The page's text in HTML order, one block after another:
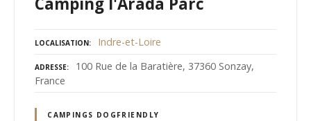
LOCALISATION Indre-et-Loire
ADRESSE
100 Rue de la Baratière, 37360 Sonzay,
France
CAMPINGS DOGFRIENDLY